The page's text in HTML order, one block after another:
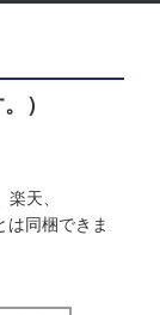
）
天、
は同梱できま